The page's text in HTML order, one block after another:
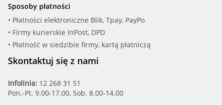
Sposoby płatności
• Płatności elektroniczne Blik, Tpay, PayPo
• Firmy kurierskie InPost, DPD
• Płatność w siedzibie firmy, kartą płatniczą
Skontaktuj się z nami
Infolinia: 12 268 31 51
Pon.-Pt. 9.00-17.00, Sob. 8.00-14.00